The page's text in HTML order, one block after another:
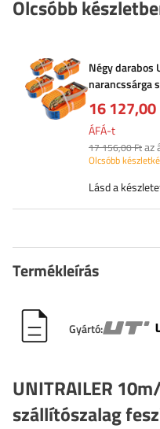
Olcsóbb
Négy darabos
narancssárga
16
ÁFÁ-t
17 156,00 Ftaz
Olcsóbb
Lásd a
Termékleírás
Gyártó:
UNITRAILER
szállítószalag